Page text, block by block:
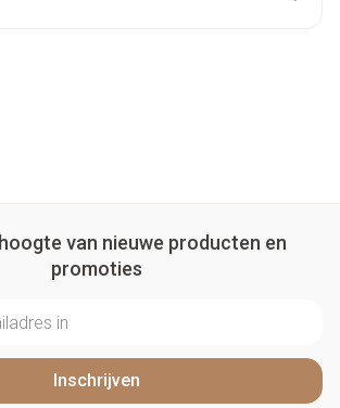
van nieuwe producten en
promoties
Inschrijven